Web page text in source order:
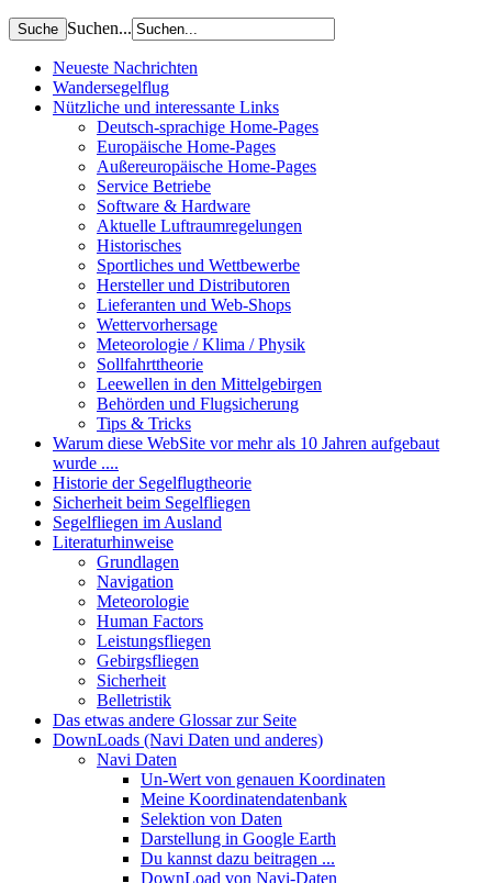
Suchen...
Neueste Nachrichten
Wandersegelflug
Nützliche und interessante Links
Deutsch-sprachige Home-Pages
Europäische Home-Pages
Außereuropäische Home-Pages
Service Betriebe
Software & Hardware
Aktuelle Luftraumregelungen
Historisches
Sportliches und Wettbewerbe
Hersteller und Distributoren
Lieferanten und Web-Shops
Wettervorhersage
Meteorologie / Klima / Physik
Sollfahrttheorie
Leewellen in den Mittelgebirgen
Behörden und Flugsicherung
Tips & Tricks
Warum diese WebSite vor mehr als 10 Jahren aufgebaut
wurde ....
Historie der Segelflugtheorie
Sicherheit beim Segelfliegen
Segelfliegen im Ausland
Literaturhinweise
Grundlagen
Navigation
Meteorologie
Human Factors
Leistungsfliegen
Gebirgsfliegen
Sicherheit
Belletristik
Das etwas andere Glossar zur Seite
DownLoads (Navi Daten und anderes)
Navi Daten
Un-Wert von genauen Koordinaten
Meine Koordinatendatenbank
Selektion von Daten
Darstellung in Google Earth
Du kannst dazu beitragen ...
DownLoad von Navi-Daten